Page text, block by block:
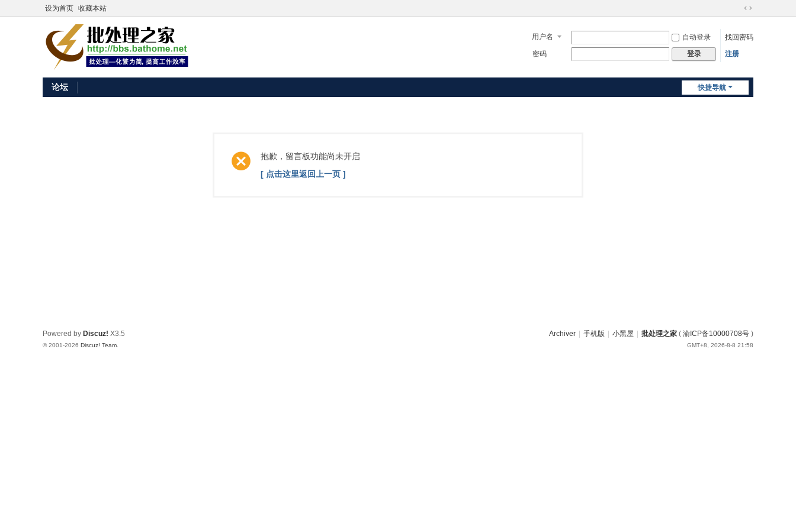
设为首页 收藏本站
切
到
用户名 自动登录
找回密码
密码
登录 注册
快捷导航
论坛
抱歉，留言板功能尚未开启
[ 点击这里返回上一页 ]
Archiver 手机版 小黑屋 批处理之家 ( 渝ICP备10000708号 )
GMT+8, 2026-8-8 21:58
Powered by Discuz! X3.5
© 2001-2026 Discuz! Team